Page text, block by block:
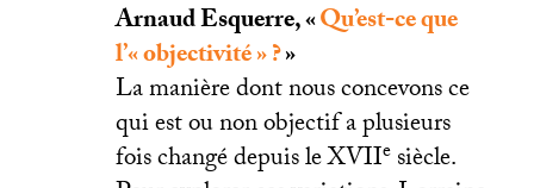
Arnaud Esquerre, «Qu’est-ce que
l’«objectivité»?»
La manière dont nous concevons ce
qui est ou non objectif a plusieurs
fois changé depuis leXVIIe siècle.